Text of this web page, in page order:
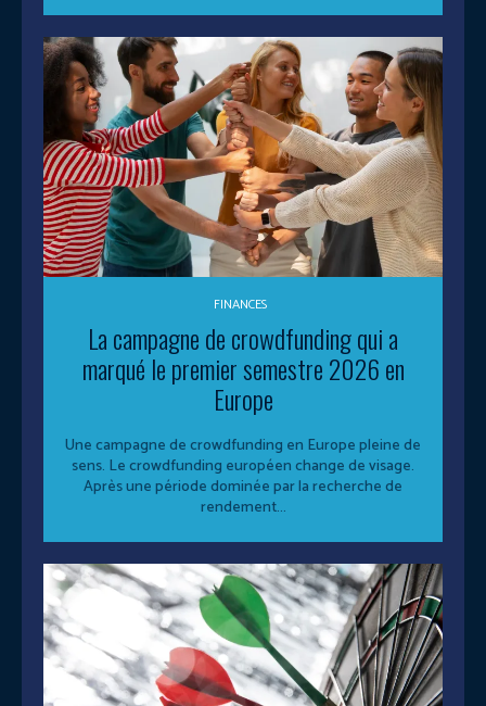
FINANCES
La campagne de crowdfunding qui a
marqué le premier semestre 2026 en
Europe
Une campagne de crowdfunding en Europe pleine de
sens. Le crowdfunding européen change de visage.
Après une période dominée par la recherche de
rendement...